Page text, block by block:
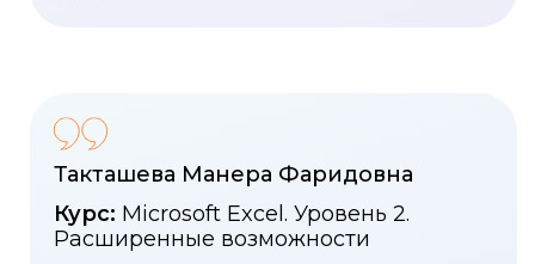
Такташева Манера Фаридовна
Курс: Microsoft Excel. Уровень 2.
Расширенные возможности